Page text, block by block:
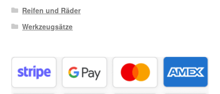
Reifen und Räder
Werkzeugsätze